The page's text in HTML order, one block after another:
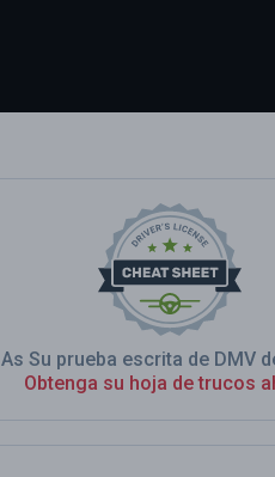
As Su prueba escrita de DMV
Obtenga su hoja de trucos